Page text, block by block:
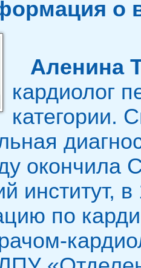
о
Аленина
кардиолог
категории.
окончила
институт,
по